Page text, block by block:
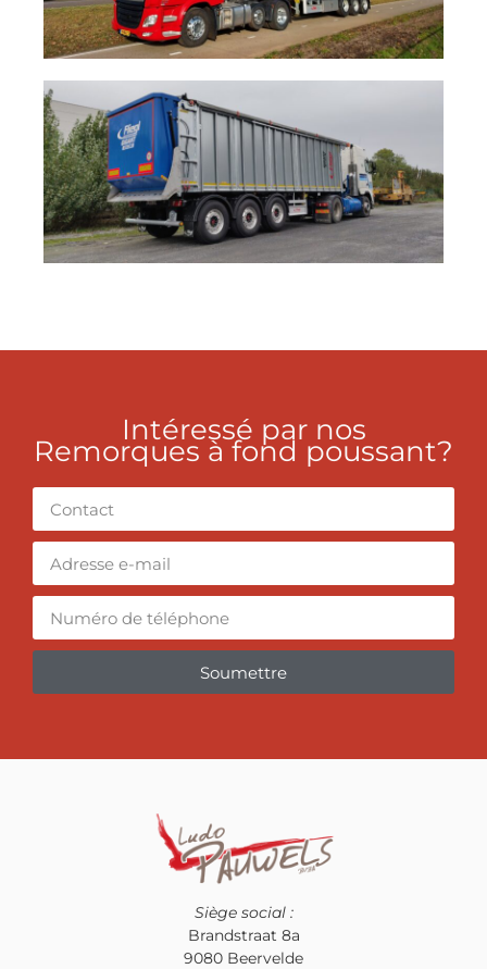
Intéressé par nos
Remorques à fond poussant?
Soumettre
Siège social :
Brandstraat 8a
9080 Beervelde